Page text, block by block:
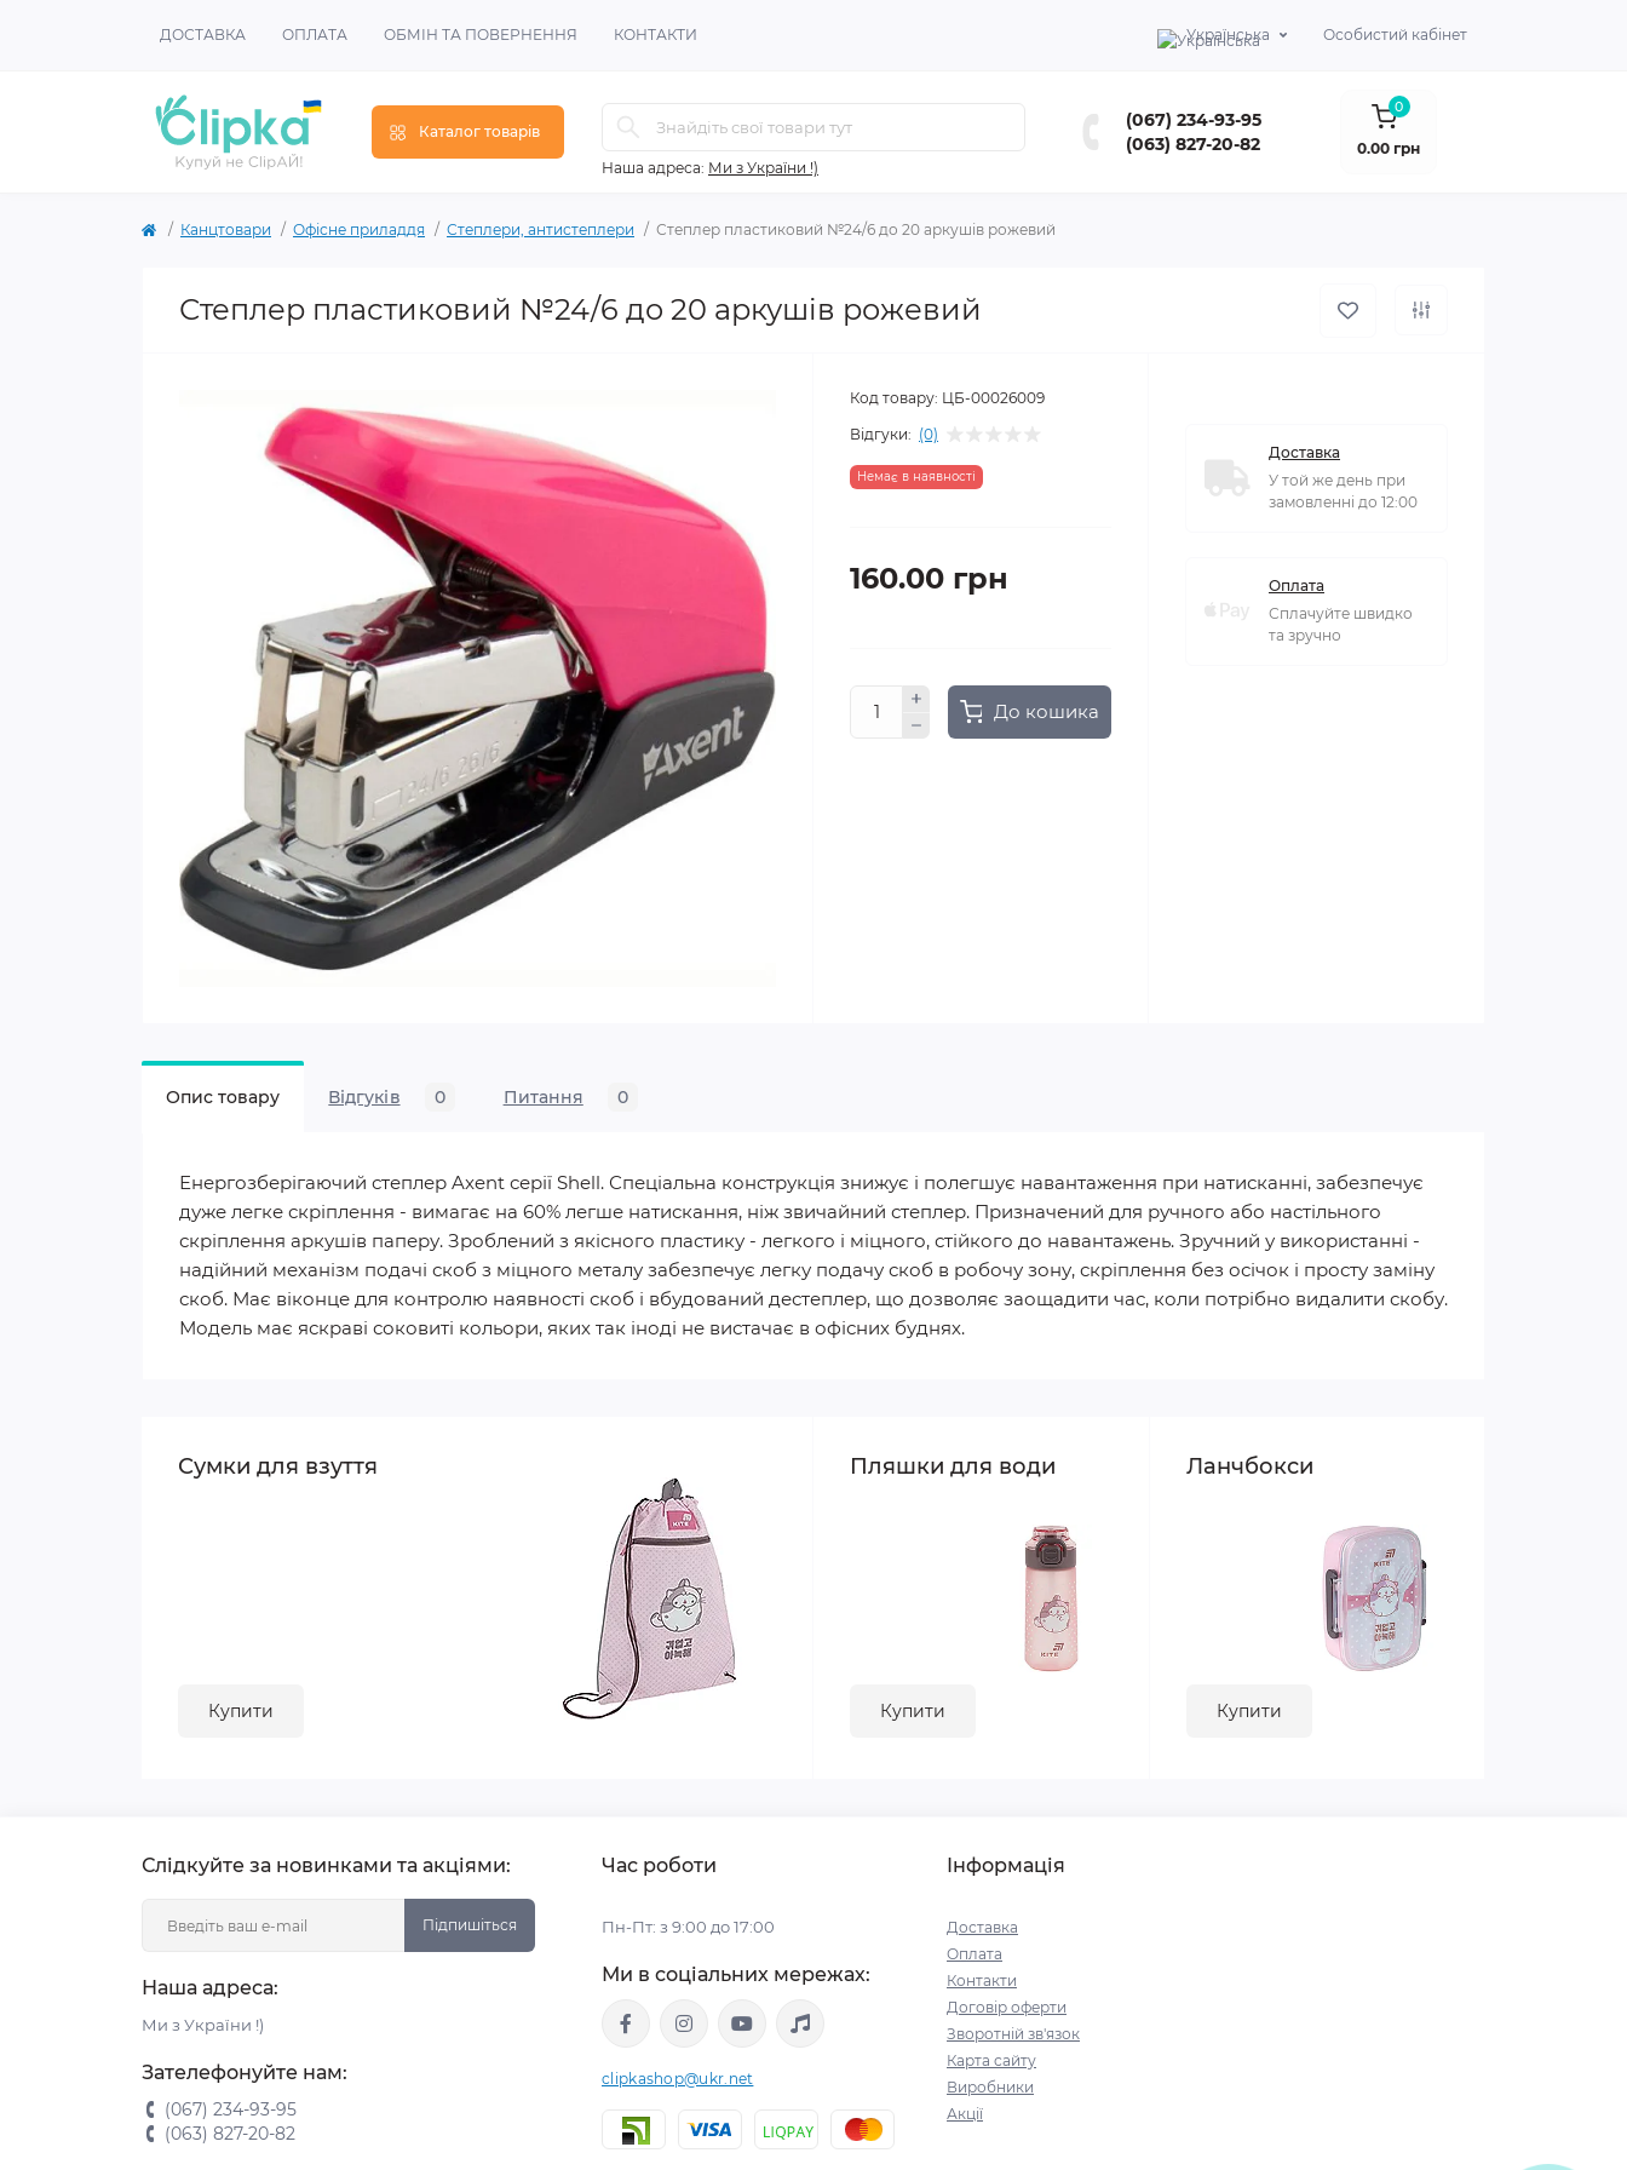
ДОСТАВКА ОПЛАТА ОБМІН ТА ПОВЕРНЕННЯ КОНТАКТИ Українська Особистий кабінет
Каталог товарів
Наша адреса: Ми з України !)
(067) 234-93-95
(063) 827-20-82
0
0.00 грн
Канцтовари Офісне приладдя Степлери, антистеплери Степлер пластиковий №24/6 до 20 аркушів рожевий
Степлер пластиковий №24/6 до 20 аркушів рожевий
Код товару: ЦБ-00026009
Відгуки: (0)
Немає в наявності
160.00 грн
До кошика
Доставка
У той же день при
замовленні до 12:00
Оплата
Сплачуйте швидко
та зручно
Опис товару Відгуків 0 Питання 0
Енергозберігаючий степлер Axent серії Shell. Спеціальна конструкція знижує і полегшує навантаження при натисканні, забезпечує
дуже легке скріплення - вимагає на 60% легше натискання, ніж звичайний степлер. Призначений для ручного або настільного
скріплення аркушів паперу. Зроблений з якісного пластику - легкого і міцного, стійкого до навантажень. Зручний у використанні -
надійний механізм подачі скоб з міцного металу забезпечує легку подачу скоб в робочу зону, скріплення без осічок і просту заміну
скоб. Має віконце для контролю наявності скоб і вбудований дестеплер, що дозволяє заощадити час, коли потрібно видалити скобу.
Модель має яскраві соковиті кольори, яких так іноді не вистачає в офісних буднях.
Сумки для взуття
Купити
Пляшки для води
Купити
Ланчбокси
Купити
Слідкуйте за новинками та акціями:
Підпишіться
Наша адреса:
Ми з України !)
Зателефонуйте нам:
(067) 234-93-95
(063) 827-20-82
Час роботи
Пн-Пт: з 9:00 до 17:00
Ми в соціальних мережах:
clipkashop@ukr.net
Інформація
Доставка
Оплата
Контакти
Договір оферти
Зворотній зв'язок
Карта сайту
Виробники
Акції